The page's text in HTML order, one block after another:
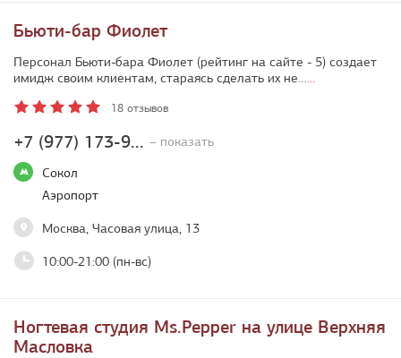
Бьюти-бар Фиолет
+7 (977) 173-9... – показать
Сокол
Аэропорт
Москва, Часовая улица, 13
10:00-21:00 (пн-вс)
Персонал Бьюти-бара Фиолет (рейтинг на сайте - 5) создает
имидж своим клиентам, стараясь сделать их не…...
18 отзывов
Ногтевая студия Ms.Pepper на улице Верхняя
Масловка